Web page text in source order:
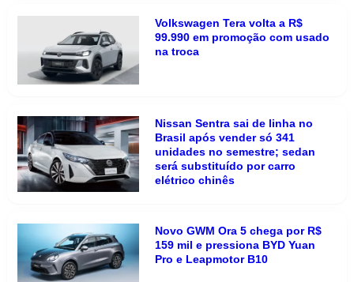
Volkswagen Tera volta a R$
99.990 em promoção com usado
na troca
Nissan Sentra sai de linha no
Brasil após vender só 341
unidades no semestre; sedan
será substituído por carro
elétrico chinês
Novo GWM Ora 5 chega por R$
159 mil e pressiona BYD Yuan
Pro e Leapmotor B10